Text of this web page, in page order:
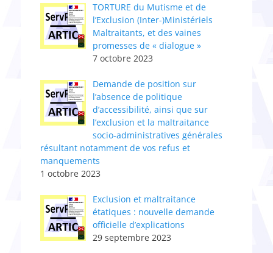
TORTURE du Mutisme et de
l’Exclusion (Inter-)Ministériels
Maltraitants, et des vaines
promesses de « dialogue »
7 octobre 2023
Demande de position sur
l’absence de politique
d’accessibilité, ainsi que sur
l’exclusion et la maltraitance
socio-administratives générales
résultant notamment de vos refus et
manquements
1 octobre 2023
Exclusion et maltraitance
étatiques : nouvelle demande
officielle d’explications
29 septembre 2023